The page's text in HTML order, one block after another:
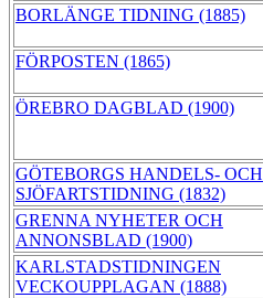
BORLÄNGE TIDNING (1885)
FÖRPOSTEN (1865)
ÖREBRO DAGBLAD (1900)
GÖTEBORGS HANDELS- OCH
SJÖFARTSTIDNING (1832)
GRENNA NYHETER OCH
ANNONSBLAD (1900)
KARLSTADSTIDNINGEN
VECKOUPPLAGAN (1888)